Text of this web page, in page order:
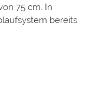
75 cm. In
bereits